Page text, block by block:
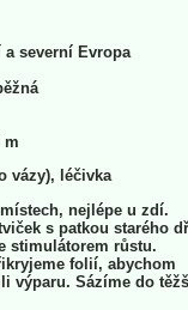
severní Evropa
m
vázy), léčivka
nejlépe u zdí.
s patkou starého
stimulátorem růstu.
folií, abychom
výparu. Sázíme do